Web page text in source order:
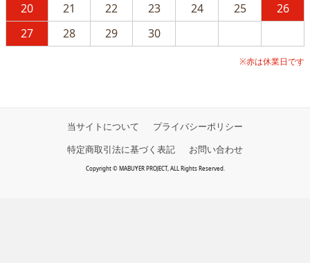
20
21 22 23 24 25
26
27
28 29 30
※赤は休業日です
当サイトについて
プライバシーポリシー
特定商取引法に基づく表記
お問い合わせ
Copyright © MABUYER PROJECT, ALL Rights Reserved.